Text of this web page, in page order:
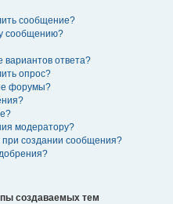
сообщение?
сообщению?
вариантов ответа?
опрос?
форумы?
модератору?
при создании сообщения?
создаваемых тем